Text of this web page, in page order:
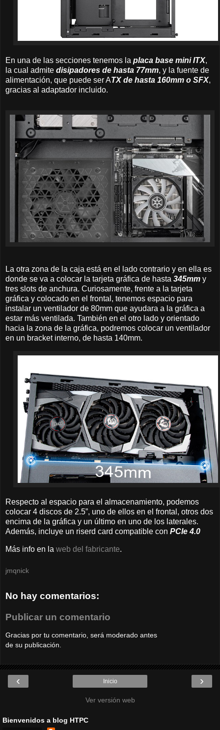
En una de las secciones tenemos la placa base mini ITX,
la cual admite disipadores de hasta 77mm, y la fuente de
alimentación, que puede ser ATX de hasta 160mm o SFX,
gracias al adaptador incluido.
La otra zona de la caja está en el lado contrario y en ella es
donde se va a colocar la tarjeta gráfica de hasta 345mm y
tres slots de anchura. Curiosamente, frente a la tarjeta
gráfica y colocado en el frontal, tenemos espacio para
instalar un ventilador de 80mm que ayudara a la gráfica a
estar más ventilada. También en el otro lado y orientado
hacia la zona de la gráfica, podremos colocar un ventilador
en un bracket interno, de hasta 140mm.
Respecto al espacio para el almacenamiento, podemos
colocar 4 discos de 2.5”, uno de ellos en el frontal, otros dos
encima de la gráfica y un último en uno de los laterales.
Además, incluye un riserd card compatible con PCIe 4.0
Más info en la web del fabricante.
jmqnick
No hay comentarios:
Publicar un comentario
Gracias por tu comentario, será moderado antes
de su publicación.
‹ ›
Inicio
Ver versión web
Bienvenidos a blog HTPC